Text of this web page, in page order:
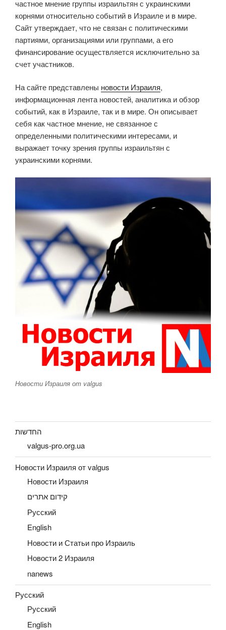
частное мнение группы израильтян с украинскими
корнями относительно событий в Израиле и в мире.
Сайт утверждает, что не связан с политическими
партиями, организациями или группами, а его
финансирование осуществляется исключительно за
счет участников.
На сайте представлены новости Израиля,
информационная лента новостей, аналитика и обзор
событий, как в Израиле, так и в мире. Он описывает
себя как частное мнение, не связанное с
определенными политическими интересами, и
выражает точку зрения группы израильтян с
украинскими корнями.
Новости Израиля от valgus
החדשות
valgus-pro.org.ua
Новости Израиля от valgus
Новости Израиля
קידום אתרים
Русский
English
Новости и Статьи про Израиль
Новости 2 Израиля
nanews
Русский
Русский
English